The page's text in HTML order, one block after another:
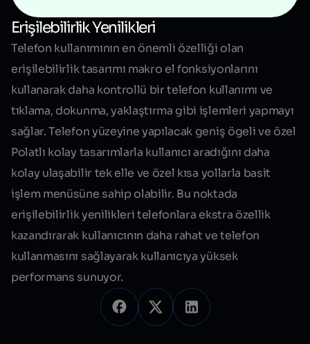
Erişilebilirlik Yenilikleri
Telefon kullanımının en önemli özelliği olan
erişilebilirlik tasarımı makro el fonksiyonlarını
kullanarak daha kontrollü bir telefon kullanımı ve
tıklama, dokunma, yaklaştırma gibi işlemleri yapmayı
sağlar. Telefon yüzeyine yapılacak geniş ögeli ve özel
Polatlı kolay tasarımlarla kullanıcı aradığını daha
kolay ulaşabilir tek elle ve özel kısa yollarla basit
işlem menüsüne sahip olabilir. Bu noktada
erişilebilirlik yenilikleri telefonlara ekstra özellik
kazandırarak kullanıcının daha rahat ve telefon
kullanmasını sağlayarak kullanıcıyayüksek
performans sunuyor.